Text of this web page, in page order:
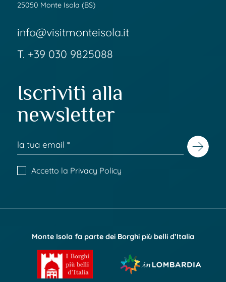
25050 Monte Isola (BS)
info@visitmonteisola.it
T. +39 030 9825088
Iscriviti alla
newsletter
Accetto la Privacy Policy
Monte Isola fa parte dei Borghi più belli d’Italia